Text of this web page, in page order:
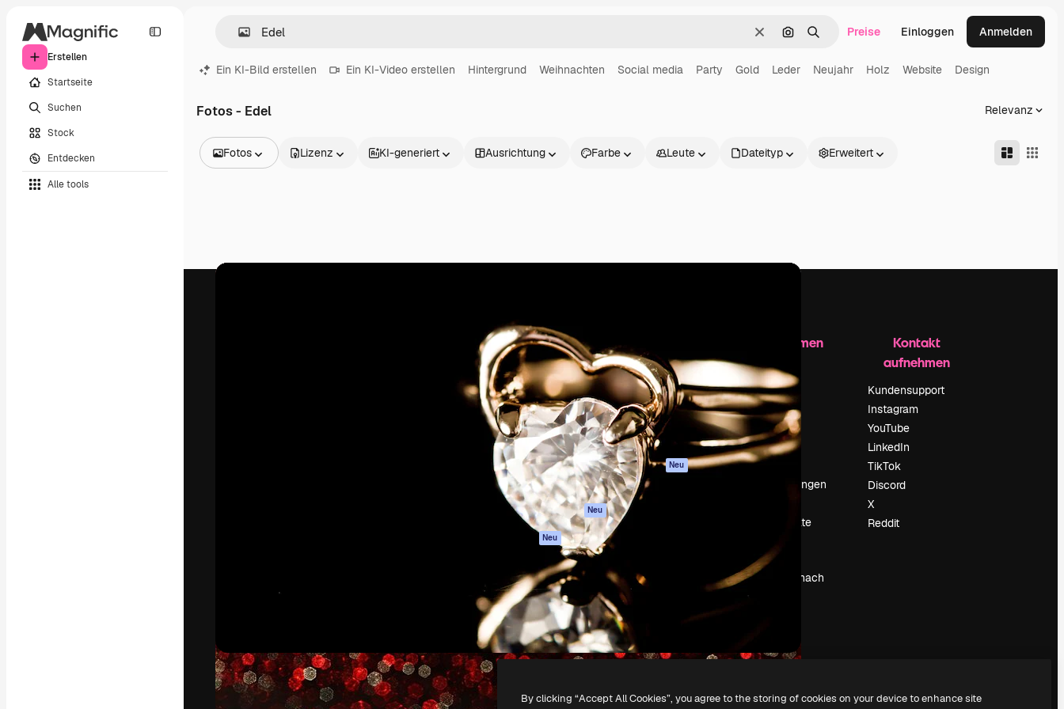
Erstellen
Startseite
Suchen
Stock
Entdecken
Alle tools
LöschenNach Bild suchen
SuchenPreise Einloggen Anmelden
Ein KI-Bild erstellen Ein KI-Video erstellen Hintergrund Weihnachten Social media Party Gold Leder Neujahr Holz Website Design
Fotos - Edel Relevanz
Fotos
Videos
Lizenz KI-generiert Ausrichtung Farbe Leute Dateityp Erweitert
Arbeit zu verwirklichen. Mehr als 1 Million
Abonnenten unter Kreativen, Unternehmen,
Produkte
Spaces
KI-Assistent
KI-Bildgenerator
KI-Videogenerator
KI-
Stimmengenerator
Stock-Inhalte
MCP für
Claude/ChatGPT
Neu
Neu
Mobile App
Alle Magnific-Tools
Academy
Dokumentation
Support
AGB
Datenschutzerklärung
Originale Neu
Cookie-Richtlinie
Vertrauenszentrum
Partner
Unternehmen
Preise
Über uns
Reviews
Karriere
Suchtrends
Blog
Veranstaltungen
Deine Inhalte
Pressesaal
Suchst du nach
magnific.ai
Kontakt
aufnehmen
Kundensupport
Instagram
YouTube
LinkedIn
TikTok
Discord
X
Reddit
Freepik Company S.L.U.Alle Rechte vorbehalten.
By clicking “Accept All Cookies”, you agree to the storing of cookies on your device to enhance site